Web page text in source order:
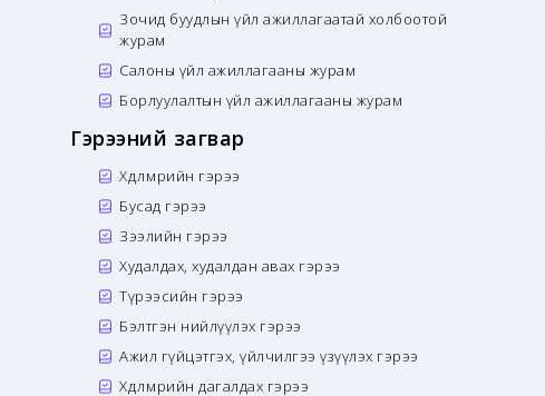
Зочид буудлын үйл ажиллагаатай холбоотой
журам
Салоны үйл ажиллагааны журам
Борлуулалтын үйл ажиллагааны журам
Гэрээний загвар
Хөдөлмөрийн гэрээ
Бусад гэрээ
Зээлийн гэрээ
Худалдах, худалдан авах гэрээ
Түрээсийн гэрээ
Бэлтгэн нийлүүлэх гэрээ
Ажил гүйцэтгэх, үйлчилгээ үзүүлэх гэрээ
Хөдөлмөрийн дагалдах гэрээ